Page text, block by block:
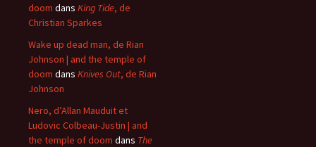
doom dans King Tide, de
Christian Sparkes
Wake up dead man, de Rian
Johnson | and the temple of
doom dans Knives Out, de Rian
Johnson
Nero, d’Allan Mauduit et
Ludovic Colbeau-Justin | and
the temple of doom dans The